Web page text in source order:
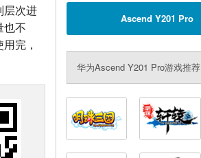
层次进
也不
完，
Ascend Y201 Pro
华为Ascend Y201 Pro游戏推荐